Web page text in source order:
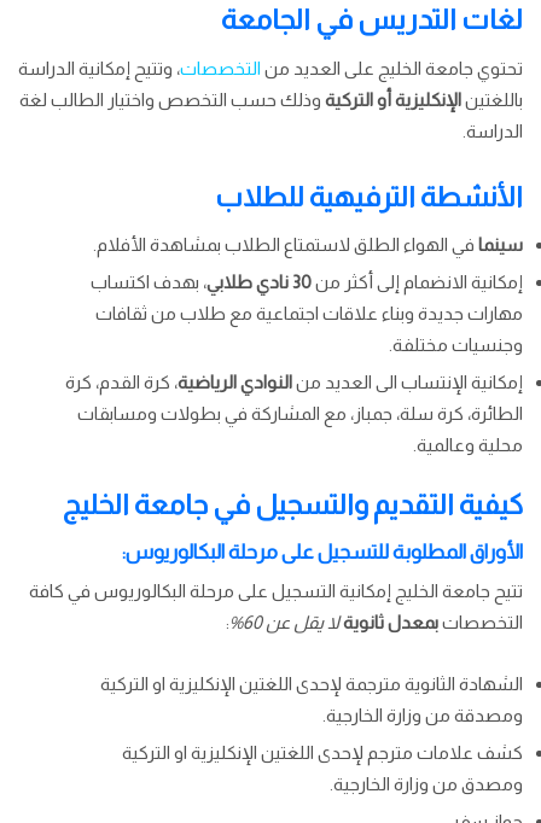
لغات التدريس في الجامعة
تحتوي جامعة الخليج على العديد من التخصصات، وتتيح إمكانية الدراسة
باللغتينالإنكليزية أو التركية وذلك حسب التخصص واختيار الطالب لغة
الدراسة.
الأنشطة الترفيهية للطلاب
سينما في الهواء الطلق لاستمتاع الطلاب بمشاهدة الأفلام.
إمكانية الانضمام إلى أكثر من30 نادي طلابي
، بهدف اكتساب
مهارات جديدة وبناء علاقات اجتماعية مع طلاب من ثقافات
وجنسيات مختلفة.
إمكانية الإنتساب الى العديد منالنوادي الرياضية، كرة القدم، كرة
الطائرة، كرة سلة، جمباز، مع المشاركة في بطولات ومسابقات
محلية وعالمية.
كيفية التقديم والتسجيل في جامعة الخليج
الأوراق المطلوبة للتسجيل على مرحلة البكالوريوس:
تتيح جامعة الخليج إمكانية التسجيل على مرحلة البكالوريوس في كافة
التخصصاتبمعدل ثانويةلا يقل عن 60% :
الشهادة الثانوية مترجمة لإحدى اللغتين الإنكليزية او التركية
ومصدقة من وزارة الخارجية.
كشف علامات مترجم لإحدى اللغتين الإنكليزية او التركية
ومصدق من وزارة الخارجية.